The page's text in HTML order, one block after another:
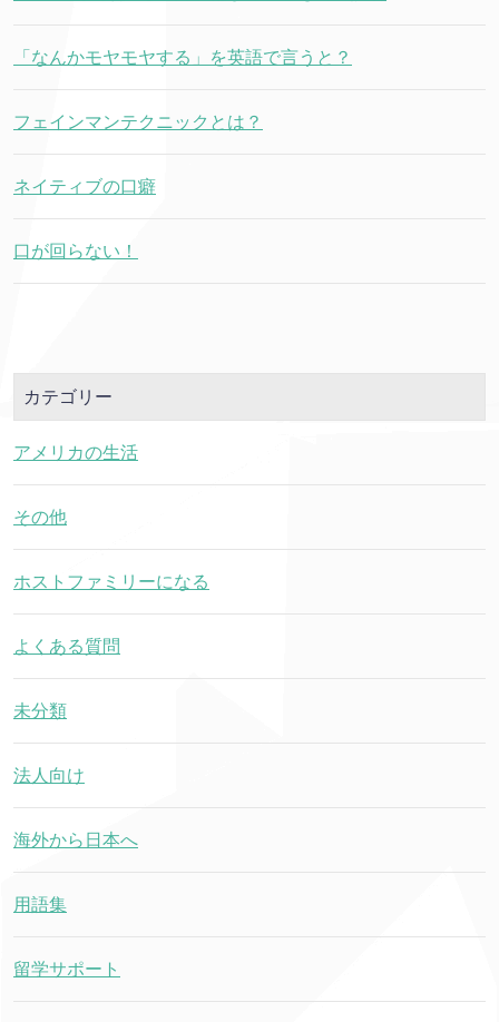
「なんかモヤモヤする」を英語で言うと？
フェインマンテクニックとは？
ネイティブの口癖
口が回らない！
カテゴリー
アメリカの生活
その他
ホストファミリーになる
よくある質問
未分類
法人向け
海外から日本へ
用語集
留学サポート